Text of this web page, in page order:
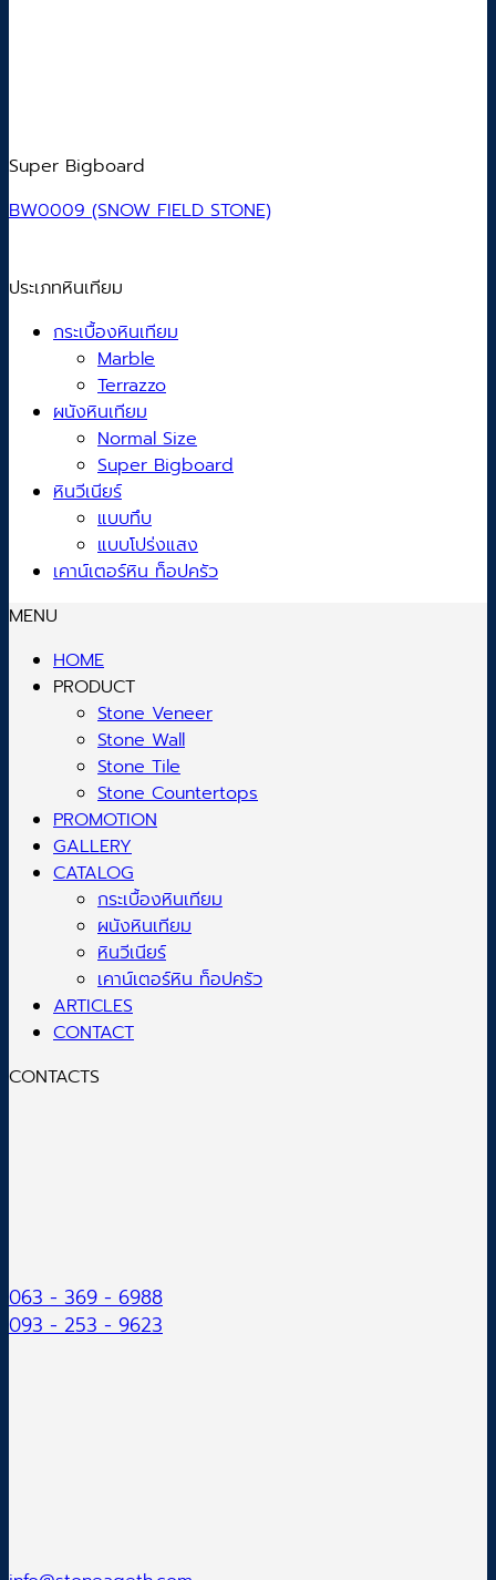
Super Bigboard
BW0009 (SNOW FIELD STONE)
ประเภทหินเทียม
กระเบื้องหินเทียม
Marble
Terrazzo
ผนังหินเทียม
Normal Size
Super Bigboard
หินวีเนียร์
แบบทึบ
แบบโปร่งแสง
เคาน์เตอร์หิน ท็อปครัว
MENU
HOME
PRODUCT
Stone Veneer
Stone Wall
Stone Tile
Stone Countertops
PROMOTION
GALLERY
CATALOG
กระเบื้องหินเทียม
ผนังหินเทียม
หินวีเนียร์
เคาน์เตอร์หิน ท็อปครัว
ARTICLES
CONTACT
CONTACTS
063 - 369 - 6988
093 - 253 - 9623